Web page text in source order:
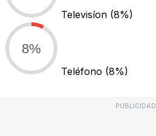
Televisíon (8%)
8%
Teléfono (8%)
PUBLICIDAD